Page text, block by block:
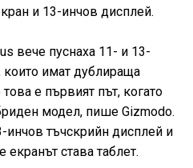
и 13-инчов дисплей.
вече пуснаха 11- и 13-
имат дублираща
е първият път, когато
модел, пише Gizmodo.
инчов тъчскрийн дисплей и
става таблет.